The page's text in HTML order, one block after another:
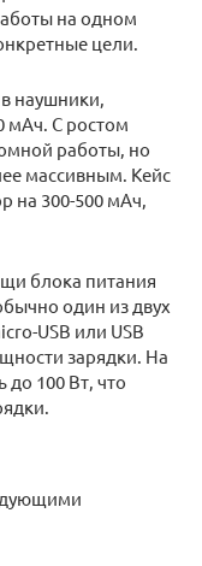
на одном
цели.
наушники,
мАч. С ростом
работы, но
массивным. Кейс
на 300-500 мАч,
блока питания
один из двух
USB или USB
зарядки. На
100 Вт, что